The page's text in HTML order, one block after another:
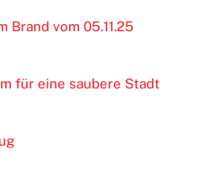
Brand vom 05.11.25
für eine saubere Stadt